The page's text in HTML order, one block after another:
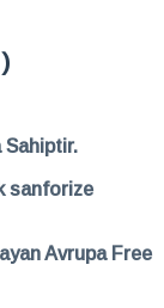
Sahiptir.
sanforize
Avrupa Free